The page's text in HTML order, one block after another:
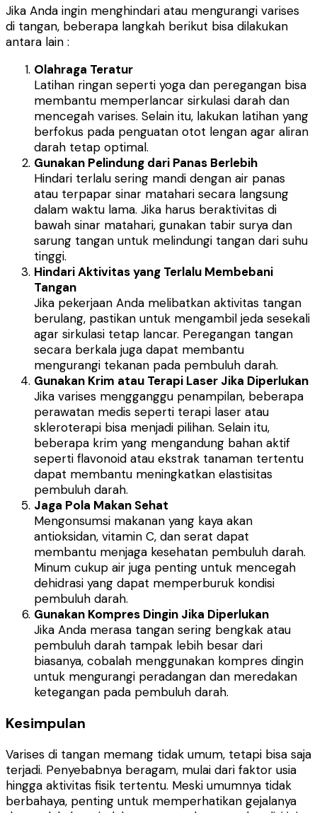
Jika Anda ingin menghindari atau mengurangi varises
di tangan, beberapa langkah berikut bisa dilakukan
antara lain :
Olahraga Teratur
Latihan ringan seperti yoga dan peregangan bisa
membantu memperlancar sirkulasi darah dan
mencegah varises. Selain itu, lakukan latihan yang
berfokus pada penguatan otot lengan agar aliran
darah tetap optimal.
Gunakan Pelindung dari Panas Berlebih
Hindari terlalu sering mandi dengan air panas
atau terpapar sinar matahari secara langsung
dalam waktu lama. Jika harus beraktivitas di
bawah sinar matahari, gunakan tabir surya dan
sarung tangan untuk melindungi tangan dari suhu
tinggi.
Hindari Aktivitas yang Terlalu Membebani
Tangan
Jika pekerjaan Anda melibatkan aktivitas tangan
berulang, pastikan untuk mengambil jeda sesekali
agar sirkulasi tetap lancar. Peregangan tangan
secara berkala juga dapat membantu
mengurangi tekanan pada pembuluh darah.
Gunakan Krim atau Terapi Laser Jika Diperlukan
Jika varises mengganggu penampilan, beberapa
perawatan medis seperti terapi laser atau
skleroterapi bisa menjadi pilihan. Selain itu,
beberapa krim yang mengandung bahan aktif
seperti flavonoid atau ekstrak tanaman tertentu
dapat membantu meningkatkan elastisitas
pembuluh darah.
Jaga Pola Makan Sehat
Mengonsumsi makanan yang kaya akan
antioksidan, vitamin C, dan serat dapat
membantu menjaga kesehatan pembuluh darah.
Minum cukup air juga penting untuk mencegah
dehidrasi yang dapat memperburuk kondisi
pembuluh darah.
Gunakan Kompres Dingin Jika Diperlukan
Jika Anda merasa tangan sering bengkak atau
pembuluh darah tampak lebih besar dari
biasanya, cobalah menggunakan kompres dingin
untuk mengurangi peradangan dan meredakan
ketegangan pada pembuluh darah.
Kesimpulan
Varises di tangan memang tidak umum, tetapi bisa saja
terjadi. Penyebabnya beragam, mulai dari faktor usia
hingga aktivitas fisik tertentu. Meski umumnya tidak
berbahaya, penting untuk memperhatikan gejalanya